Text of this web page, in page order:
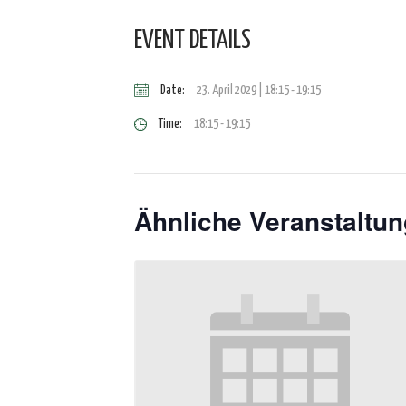
EVENT DETAILS
Date: 23. April 2029 | 18:15-19:15
Time: 18:15 - 19:15
Ähnliche